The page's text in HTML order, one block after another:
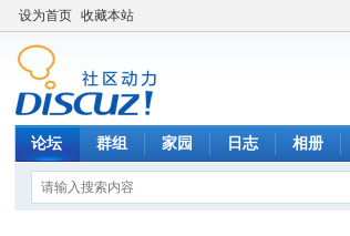
设为首页 收藏本站
论坛 群组 家园 日志 相册